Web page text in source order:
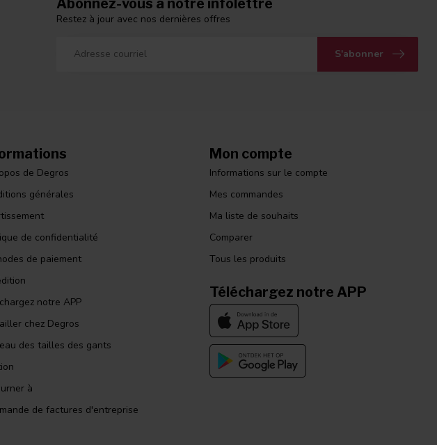
Abonnez-vous à notre infolettre
Restez à jour avec nos dernières offres
S'abonner
de Degros
générales
de confidentialité
de paiement
notre APP
chez Degros
des tailles des gants
à
de factures d'entreprise
Mon compte
Informations sur le compte
Mes commandes
Ma liste de souhaits
Comparer
Tous les produits
Téléchargez notre APP